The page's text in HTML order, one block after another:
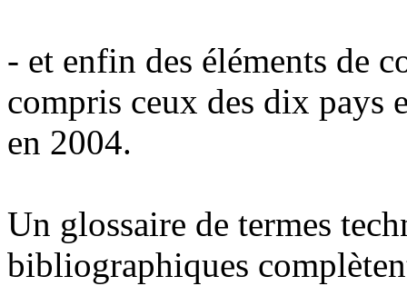
- et enfin des éléments de
compris ceux des dix pays
en 2004.
Un glossaire de termes
bibliographiques